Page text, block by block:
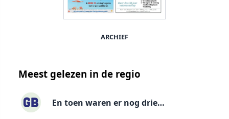
ARCHIEF
Meest gelezen in de regio
En toen waren er nog drie…